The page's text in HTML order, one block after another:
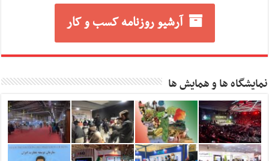
آرشیو روزنامه کسب و کار
نمایشگاه ها و همایش ها